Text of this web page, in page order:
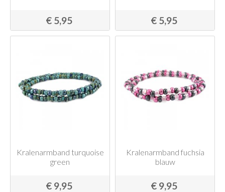
€ 5,95 € 5,95
Kralenarmband turquoise
green
€ 9,95
Kralenarmband fuchsia
blauw
€ 9,95